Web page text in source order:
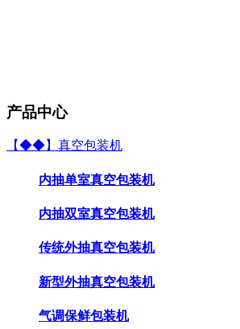
产品中心
【◆◆】真空包装机
内抽单室真空包装机
内抽双室真空包装机
传统外抽真空包装机
新型外抽真空包装机
气调保鲜包装机